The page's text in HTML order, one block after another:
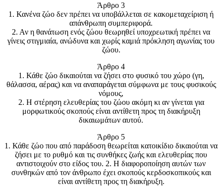
Άρθρο 3
1. Κανένα ζώο δεν πρέπει να υποβάλλεται σε κακομεταχείριση ή
απάνθρωπη συμπεριφορά.
2. Αν η θανάτωση ενός ζώου θεωρηθεί υποχρεωτική πρέπει να
γίνεις στιγμιαία, ανώδυνα και χωρίς καμιά πρόκληση αγωνίας του
ζώου.
Άρθρο 4
1. Κάθε ζώο δικαιούται να ζήσει στο φυσικό του χώρο (γη,
θάλασσα, αέρας) και να αναπαράγεται σύμφωνα με τους φυσικούς
νόμους,
2. Η στέρηση ελευθερίας του ζώου ακόμη κι αν γίνεται για
μορφωτικούς σκοπούς είναι αντίθετη προς τη διακήρυξη
δικαιωμάτων αυτού.
Άρθρο 5
1. Κάθε ζώο που από παράδοση θεωρείται κατοικίδιο δικαιούται να
ζήσει με το ρυθμό και τις συνθήκες ζωής και ελευθερίας που
αντιστοιχούν στο είδος του. 2. Η διαφοροποίηση αυτών των
συνθηκών από τον άνθρωπο έχει σκοπούς κερδοσκοπικούς και
είναι αντίθετη προς τη διακήρυξη.